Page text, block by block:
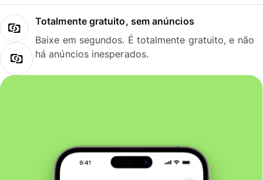
Totalmente gratuito, sem anúncios
Baixe em segundos. É totalmente gratuito, e não
há anúncios inesperados.